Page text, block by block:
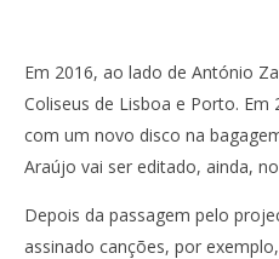
Em 2016, ao lado de António
Coliseus de Lisboa e Porto. Em
com um novo disco na
Araújo vai ser editado, ainda,
Depois da passagem pelo
assinado canções, por